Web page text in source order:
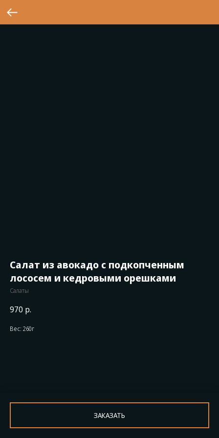
Салат из авокадо с подкопченным
лососем и кедровыми орешками
Салаты
970 р.
ЗАКАЗАТЬ
Вес: 260г